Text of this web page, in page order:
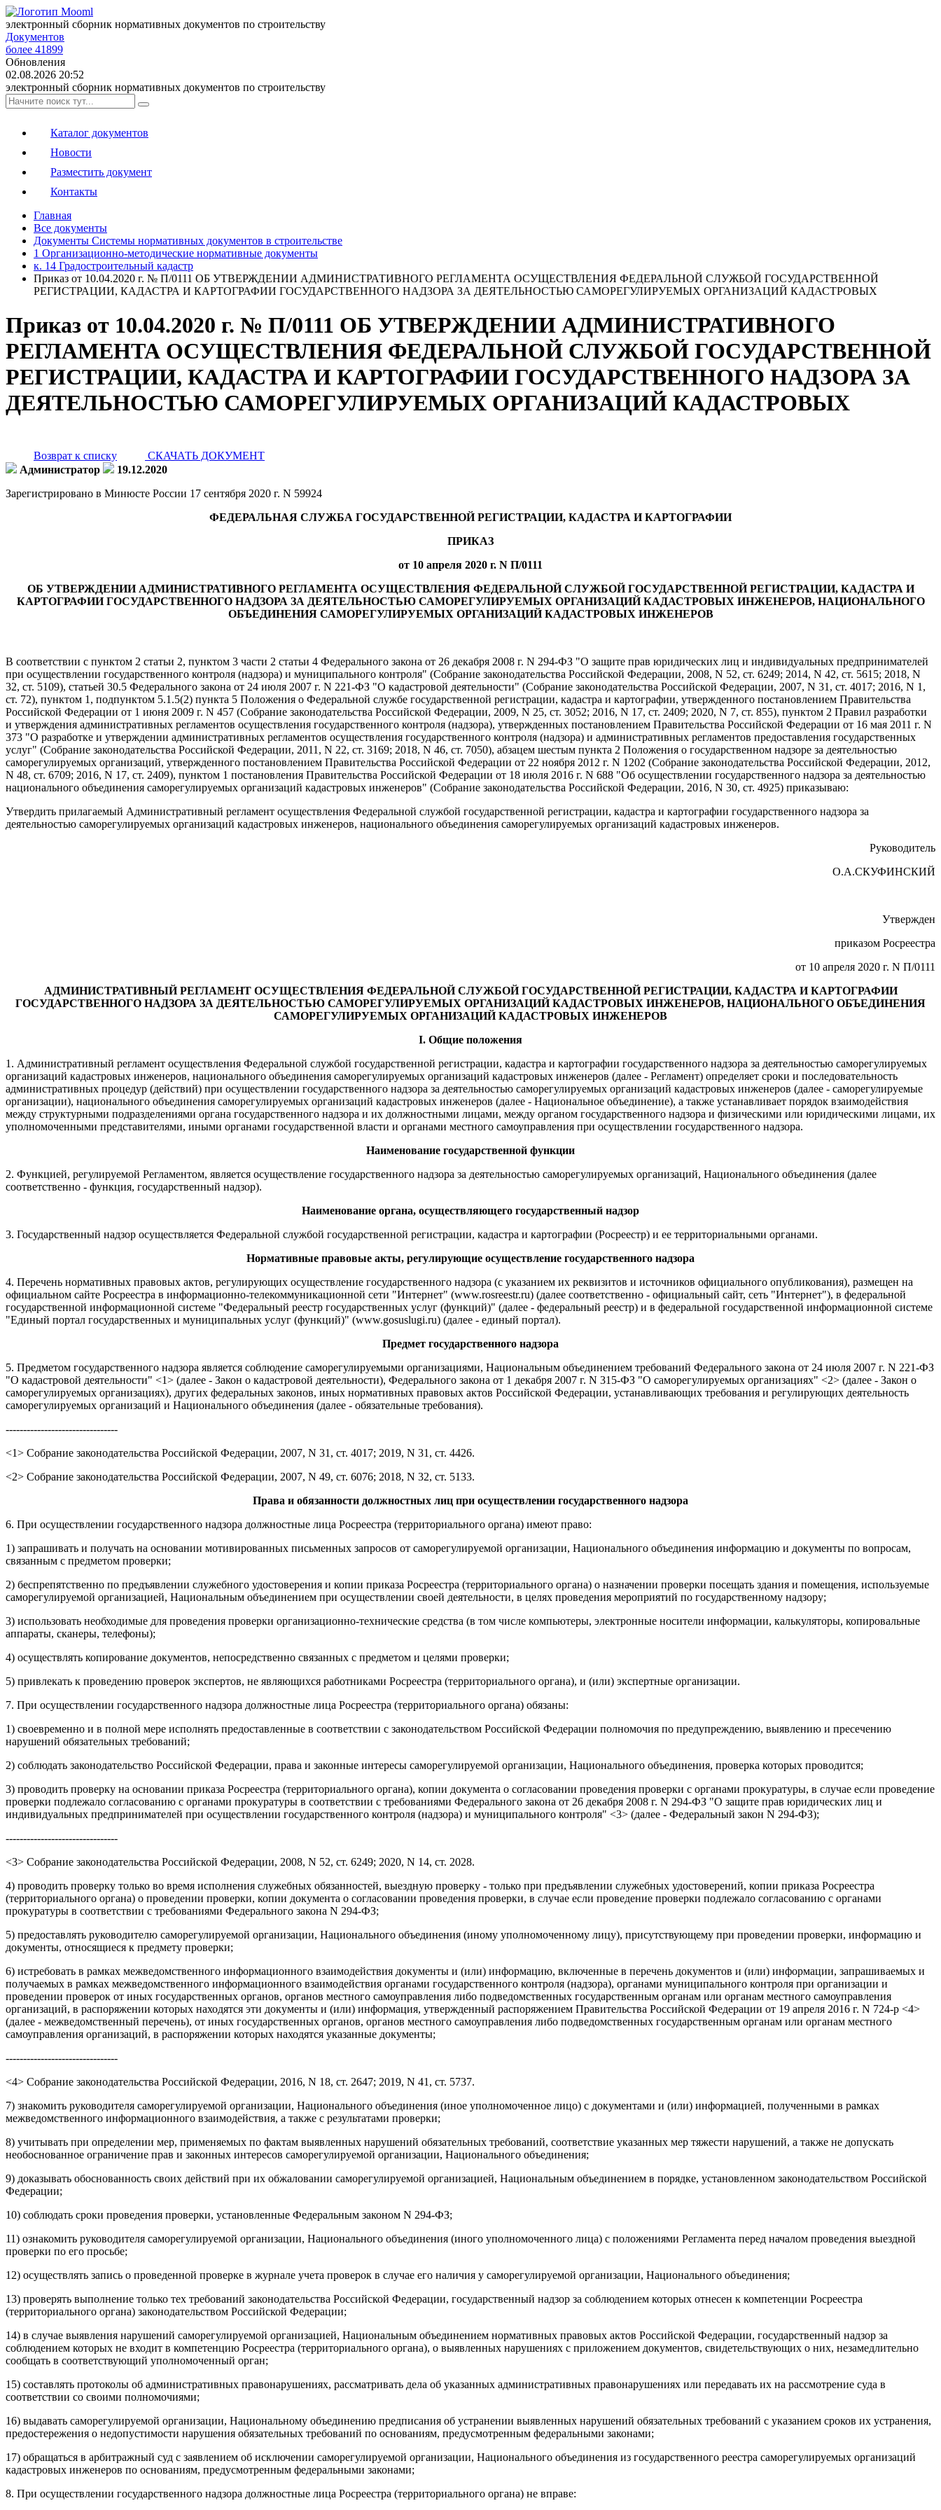
электронный сборник нормативных документов по строительству
Документов
более 41899
Обновления
02.08.2026 20:52
электронный сборник нормативных документов по строительству
Каталог документов
Новости
Разместить документ
Контакты
Главная
Все документы
Документы Системы нормативных документов в строительстве
1 Организационно-методические нормативные документы
к. 14 Градостроительный кадастр
Приказ от 10.04.2020 г. № П/0111 ОБ УТВЕРЖДЕНИИ АДМИНИСТРАТИВНОГО РЕГЛАМЕНТА ОСУЩЕСТВЛЕНИЯ ФЕДЕРАЛЬНОЙ СЛУЖБОЙ ГОСУДАРСТВЕННОЙ
РЕГИСТРАЦИИ, КАДАСТРА И КАРТОГРАФИИ ГОСУДАРСТВЕННОГО НАДЗОРА ЗА ДЕЯТЕЛЬНОСТЬЮ САМОРЕГУЛИРУЕМЫХ ОРГАНИЗАЦИЙ КАДАСТРОВЫХ
Приказ от 10.04.2020 г. № П/0111 ОБ УТВЕРЖДЕНИИ АДМИНИСТРАТИВНОГО
РЕГЛАМЕНТА ОСУЩЕСТВЛЕНИЯ ФЕДЕРАЛЬНОЙ СЛУЖБОЙ ГОСУДАРСТВЕННОЙ
РЕГИСТРАЦИИ, КАДАСТРА И КАРТОГРАФИИ ГОСУДАРСТВЕННОГО НАДЗОРА ЗА
ДЕЯТЕЛЬНОСТЬЮ САМОРЕГУЛИРУЕМЫХ ОРГАНИЗАЦИЙ КАДАСТРОВЫХ
Возврат к списку
СКАЧАТЬ ДОКУМЕНТ
Администратор
19.12.2020
Зарегистрировано в Минюсте России 17 сентября 2020 г. N 59924
ФЕДЕРАЛЬНАЯ СЛУЖБА ГОСУДАРСТВЕННОЙ РЕГИСТРАЦИИ, КАДАСТРА И КАРТОГРАФИИ
ПРИКАЗ
от 10 апреля 2020 г. N П/0111
ОБ УТВЕРЖДЕНИИ АДМИНИСТРАТИВНОГО РЕГЛАМЕНТА ОСУЩЕСТВЛЕНИЯ ФЕДЕРАЛЬНОЙ СЛУЖБОЙ ГОСУДАРСТВЕННОЙ РЕГИСТРАЦИИ, КАДАСТРА И
КАРТОГРАФИИ ГОСУДАРСТВЕННОГО НАДЗОРА ЗА ДЕЯТЕЛЬНОСТЬЮ САМОРЕГУЛИРУЕМЫХ ОРГАНИЗАЦИЙ КАДАСТРОВЫХ ИНЖЕНЕРОВ, НАЦИОНАЛЬНОГО
ОБЪЕДИНЕНИЯ САМОРЕГУЛИРУЕМЫХ ОРГАНИЗАЦИЙ КАДАСТРОВЫХ ИНЖЕНЕРОВ
В соответствии с пунктом 2 статьи 2, пунктом 3 части 2 статьи 4 Федерального закона от 26 декабря 2008 г. N 294-ФЗ "О защите прав юридических лиц и индивидуальных предпринимателей
при осуществлении государственного контроля (надзора) и муниципального контроля" (Собрание законодательства Российской Федерации, 2008, N 52, ст. 6249; 2014, N 42, ст. 5615; 2018, N
32, ст. 5109), статьей 30.5 Федерального закона от 24 июля 2007 г. N 221-ФЗ "О кадастровой деятельности" (Собрание законодательства Российской Федерации, 2007, N 31, ст. 4017; 2016, N 1,
ст. 72), пунктом 1, подпунктом 5.1.5(2) пункта 5 Положения о Федеральной службе государственной регистрации, кадастра и картографии, утвержденного постановлением Правительства
Российской Федерации от 1 июня 2009 г. N 457 (Собрание законодательства Российской Федерации, 2009, N 25, ст. 3052; 2016, N 17, ст. 2409; 2020, N 7, ст. 855), пунктом 2 Правил разработки
и утверждения административных регламентов осуществления государственного контроля (надзора), утвержденных постановлением Правительства Российской Федерации от 16 мая 2011 г. N
373 "О разработке и утверждении административных регламентов осуществления государственного контроля (надзора) и административных регламентов предоставления государственных
услуг" (Собрание законодательства Российской Федерации, 2011, N 22, ст. 3169; 2018, N 46, ст. 7050), абзацем шестым пункта 2 Положения о государственном надзоре за деятельностью
саморегулируемых организаций, утвержденного постановлением Правительства Российской Федерации от 22 ноября 2012 г. N 1202 (Собрание законодательства Российской Федерации, 2012,
N 48, ст. 6709; 2016, N 17, ст. 2409), пунктом 1 постановления Правительства Российской Федерации от 18 июля 2016 г. N 688 "Об осуществлении государственного надзора за деятельностью
национального объединения саморегулируемых организаций кадастровых инженеров" (Собрание законодательства Российской Федерации, 2016, N 30, ст. 4925) приказываю:
Утвердить прилагаемый Административный регламент осуществления Федеральной службой государственной регистрации, кадастра и картографии государственного надзора за
деятельностью саморегулируемых организаций кадастровых инженеров, национального объединения саморегулируемых организаций кадастровых инженеров.
Руководитель
О.А.СКУФИНСКИЙ
Утвержден
приказом Росреестра
от 10 апреля 2020 г. N П/0111
АДМИНИСТРАТИВНЫЙ РЕГЛАМЕНТ ОСУЩЕСТВЛЕНИЯ ФЕДЕРАЛЬНОЙ СЛУЖБОЙ ГОСУДАРСТВЕННОЙ РЕГИСТРАЦИИ, КАДАСТРА И КАРТОГРАФИИ
ГОСУДАРСТВЕННОГО НАДЗОРА ЗА ДЕЯТЕЛЬНОСТЬЮ САМОРЕГУЛИРУЕМЫХ ОРГАНИЗАЦИЙ КАДАСТРОВЫХ ИНЖЕНЕРОВ, НАЦИОНАЛЬНОГО ОБЪЕДИНЕНИЯ
САМОРЕГУЛИРУЕМЫХ ОРГАНИЗАЦИЙ КАДАСТРОВЫХ ИНЖЕНЕРОВ
I. Общие положения
1. Административный регламент осуществления Федеральной службой государственной регистрации, кадастра и картографии государственного надзора за деятельностью саморегулируемых
организаций кадастровых инженеров, национального объединения саморегулируемых организаций кадастровых инженеров (далее - Регламент) определяет сроки и последовательность
административных процедур (действий) при осуществлении государственного надзора за деятельностью саморегулируемых организаций кадастровых инженеров (далее - саморегулируемые
организации), национального объединения саморегулируемых организаций кадастровых инженеров (далее - Национальное объединение), а также устанавливает порядок взаимодействия
между структурными подразделениями органа государственного надзора и их должностными лицами, между органом государственного надзора и физическими или юридическими лицами, их
уполномоченными представителями, иными органами государственной власти и органами местного самоуправления при осуществлении государственного надзора.
Наименование государственной функции
2. Функцией, регулируемой Регламентом, является осуществление государственного надзора за деятельностью саморегулируемых организаций, Национального объединения (далее
соответственно - функция, государственный надзор).
Наименование органа, осуществляющего государственный надзор
3. Государственный надзор осуществляется Федеральной службой государственной регистрации, кадастра и картографии (Росреестр) и ее территориальными органами.
Нормативные правовые акты, регулирующие осуществление государственного надзора
4. Перечень нормативных правовых актов, регулирующих осуществление государственного надзора (с указанием их реквизитов и источников официального опубликования), размещен на
официальном сайте Росреестра в информационно-телекоммуникационной сети "Интернет" (www.rosreestr.ru) (далее соответственно - официальный сайт, сеть "Интернет"), в федеральной
государственной информационной системе "Федеральный реестр государственных услуг (функций)" (далее - федеральный реестр) и в федеральной государственной информационной системе
"Единый портал государственных и муниципальных услуг (функций)" (www.gosuslugi.ru) (далее - единый портал).
Предмет государственного надзора
5. Предметом государственного надзора является соблюдение саморегулируемыми организациями, Национальным объединением требований Федерального закона от 24 июля 2007 г. N 221-ФЗ
"О кадастровой деятельности" <1> (далее - Закон о кадастровой деятельности), Федерального закона от 1 декабря 2007 г. N 315-ФЗ "О саморегулируемых организациях" <2> (далее - Закон о
саморегулируемых организациях), других федеральных законов, иных нормативных правовых актов Российской Федерации, устанавливающих требования и регулирующих деятельность
саморегулируемых организаций и Национального объединения (далее - обязательные требования).
--------------------------------
<1> Собрание законодательства Российской Федерации, 2007, N 31, ст. 4017; 2019, N 31, ст. 4426.
<2> Собрание законодательства Российской Федерации, 2007, N 49, ст. 6076; 2018, N 32, ст. 5133.
Права и обязанности должностных лиц при осуществлении государственного надзора
6. При осуществлении государственного надзора должностные лица Росреестра (территориального органа) имеют право:
1) запрашивать и получать на основании мотивированных письменных запросов от саморегулируемой организации, Национального объединения информацию и документы по вопросам,
связанным с предметом проверки;
2) беспрепятственно по предъявлении служебного удостоверения и копии приказа Росреестра (территориального органа) о назначении проверки посещать здания и помещения, используемые
саморегулируемой организацией, Национальным объединением при осуществлении своей деятельности, в целях проведения мероприятий по государственному надзору;
3) использовать необходимые для проведения проверки организационно-технические средства (в том числе компьютеры, электронные носители информации, калькуляторы, копировальные
аппараты, сканеры, телефоны);
4) осуществлять копирование документов, непосредственно связанных с предметом и целями проверки;
5) привлекать к проведению проверок экспертов, не являющихся работниками Росреестра (территориального органа), и (или) экспертные организации.
7. При осуществлении государственного надзора должностные лица Росреестра (территориального органа) обязаны:
1) своевременно и в полной мере исполнять предоставленные в соответствии с законодательством Российской Федерации полномочия по предупреждению, выявлению и пресечению
нарушений обязательных требований;
2) соблюдать законодательство Российской Федерации, права и законные интересы саморегулируемой организации, Национального объединения, проверка которых проводится;
3) проводить проверку на основании приказа Росреестра (территориального органа), копии документа о согласовании проведения проверки с органами прокуратуры, в случае если проведение
проверки подлежало согласованию с органами прокуратуры в соответствии с требованиями Федерального закона от 26 декабря 2008 г. N 294-ФЗ "О защите прав юридических лиц и
индивидуальных предпринимателей при осуществлении государственного контроля (надзора) и муниципального контроля" <3> (далее - Федеральный закон N 294-ФЗ);
--------------------------------
<3> Собрание законодательства Российской Федерации, 2008, N 52, ст. 6249; 2020, N 14, ст. 2028.
4) проводить проверку только во время исполнения служебных обязанностей, выездную проверку - только при предъявлении служебных удостоверений, копии приказа Росреестра
(территориального органа) о проведении проверки, копии документа о согласовании проведения проверки, в случае если проведение проверки подлежало согласованию с органами
прокуратуры в соответствии с требованиями Федерального закона N 294-ФЗ;
5) предоставлять руководителю саморегулируемой организации, Национального объединения (иному уполномоченному лицу), присутствующему при проведении проверки, информацию и
документы, относящиеся к предмету проверки;
6) истребовать в рамках межведомственного информационного взаимодействия документы и (или) информацию, включенные в перечень документов и (или) информации, запрашиваемых и
получаемых в рамках межведомственного информационного взаимодействия органами государственного контроля (надзора), органами муниципального контроля при организации и
проведении проверок от иных государственных органов, органов местного самоуправления либо подведомственных государственным органам или органам местного самоуправления
организаций, в распоряжении которых находятся эти документы и (или) информация, утвержденный распоряжением Правительства Российской Федерации от 19 апреля 2016 г. N 724-р <4>
(далее - межведомственный перечень), от иных государственных органов, органов местного самоуправления либо подведомственных государственным органам или органам местного
самоуправления организаций, в распоряжении которых находятся указанные документы;
--------------------------------
<4> Собрание законодательства Российской Федерации, 2016, N 18, ст. 2647; 2019, N 41, ст. 5737.
7) знакомить руководителя саморегулируемой организации, Национального объединения (иное уполномоченное лицо) с документами и (или) информацией, полученными в рамках
межведомственного информационного взаимодействия, а также с результатами проверки;
8) учитывать при определении мер, применяемых по фактам выявленных нарушений обязательных требований, соответствие указанных мер тяжести нарушений, а также не допускать
необоснованное ограничение прав и законных интересов саморегулируемой организации, Национального объединения;
9) доказывать обоснованность своих действий при их обжаловании саморегулируемой организацией, Национальным объединением в порядке, установленном законодательством Российской
Федерации;
10) соблюдать сроки проведения проверки, установленные Федеральным законом N 294-ФЗ;
11) ознакомить руководителя саморегулируемой организации, Национального объединения (иного уполномоченного лица) с положениями Регламента перед началом проведения выездной
проверки по его просьбе;
12) осуществлять запись о проведенной проверке в журнале учета проверок в случае его наличия у саморегулируемой организации, Национального объединения;
13) проверять выполнение только тех требований законодательства Российской Федерации, государственный надзор за соблюдением которых отнесен к компетенции Росреестра
(территориального органа) законодательством Российской Федерации;
14) в случае выявления нарушений саморегулируемой организацией, Национальным объединением нормативных правовых актов Российской Федерации, государственный надзор за
соблюдением которых не входит в компетенцию Росреестра (территориального органа), о выявленных нарушениях с приложением документов, свидетельствующих о них, незамедлительно
сообщать в соответствующий уполномоченный орган;
15) составлять протоколы об административных правонарушениях, рассматривать дела об указанных административных правонарушениях или передавать их на рассмотрение суда в
соответствии со своими полномочиями;
16) выдавать саморегулируемой организации, Национальному объединению предписания об устранении выявленных нарушений обязательных требований с указанием сроков их устранения,
предостережения о недопустимости нарушения обязательных требований по основаниям, предусмотренным федеральными законами;
17) обращаться в арбитражный суд с заявлением об исключении саморегулируемой организации, Национального объединения из государственного реестра саморегулируемых организаций
кадастровых инженеров по основаниям, предусмотренным федеральными законами;
8. При осуществлении государственного надзора должностные лица Росреестра (территориального органа) не вправе: